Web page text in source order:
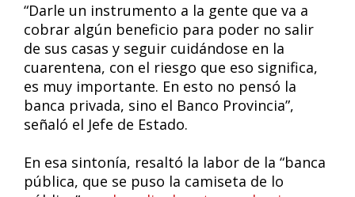
“Darle un instrumento a la gente que va a
cobrar algún beneficio para poder no salir
de sus casas y seguir cuidándose en la
cuarentena, con el riesgo que eso significa,
es muy importante. En esto no pensó la
banca privada, sino el Banco Provincia”,
señaló el Jefe de Estado.
En esa sintonía, resaltó la labor de la “banca
pública, que se puso la camiseta de lo